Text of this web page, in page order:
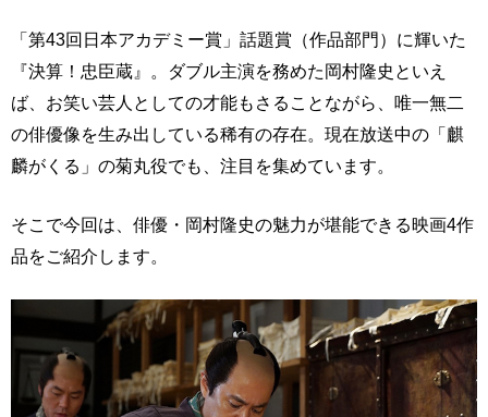
「第43回日本アカデミー賞」話題賞（作品部門）に輝いた
『決算！忠臣蔵』。ダブル主演を務めた岡村隆史といえ
ば、お笑い芸人としての才能もさることながら、唯一無二
の俳優像を生み出している稀有の存在。現在放送中の「麒
麟がくる」の菊丸役でも、注目を集めています。
そこで今回は、俳優・岡村隆史の魅力が堪能できる映画4作
品をご紹介します。